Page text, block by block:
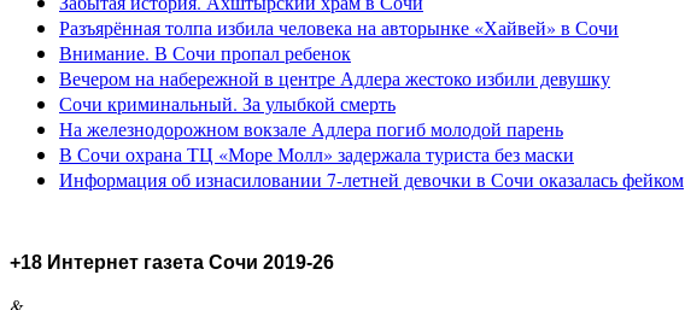
Разъярённая толпа избила человека на авторынке «Хайвей» в Сочи
Внимание. В Сочи пропал ребенок
Вечером на набережной в центре Адлера жестоко избили девушку
Сочи криминальный. За улыбкой смерть
На железнодорожном вокзале Адлера погиб молодой парень
В Сочи охрана ТЦ «Море Молл» задержала туриста без маски
Информация об изнасиловании 7-летней девочки в Сочи оказалась фейком
+18 Интернет газета Сочи 2019-26